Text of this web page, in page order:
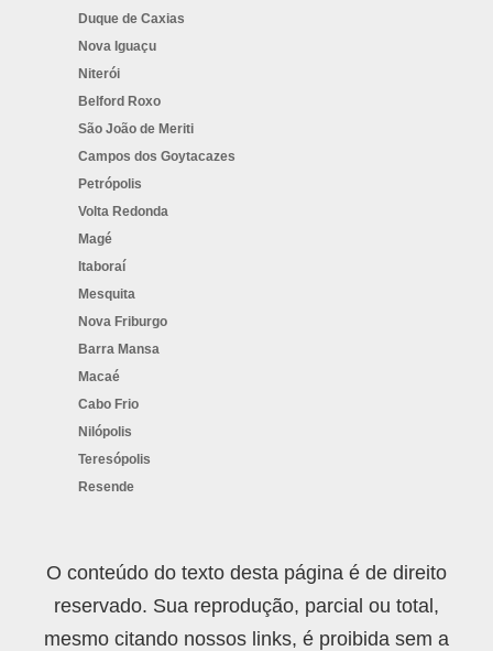
Duque de Caxias
Nova Iguaçu
Niterói
Belford Roxo
São João de Meriti
Campos dos Goytacazes
Petrópolis
Volta Redonda
Magé
Itaboraí
Mesquita
Nova Friburgo
Barra Mansa
Macaé
Cabo Frio
Nilópolis
Teresópolis
Resende
O conteúdo do texto desta página é de direito
reservado. Sua reprodução, parcial ou total,
mesmo citando nossos links, é proibida sem a